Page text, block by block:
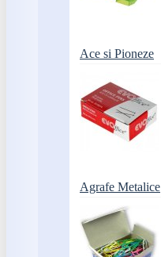
Ace si Pioneze
Agrafe Metalice